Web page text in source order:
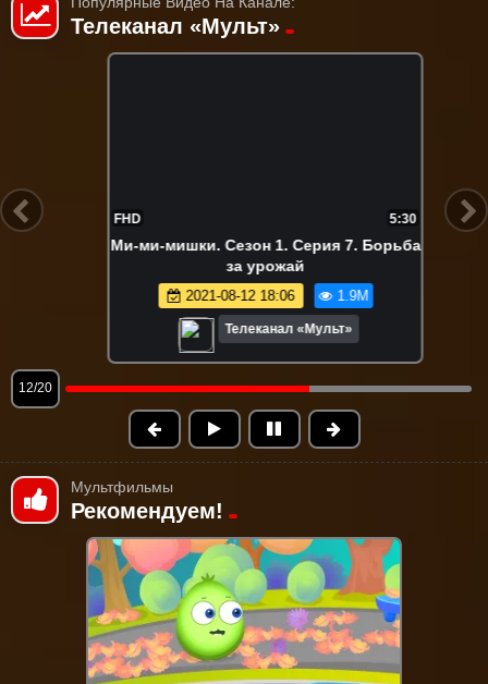
Телеканал «Мульт»
ми-мишки. Сезон 1. Серия 7. Борьба
2021-08-12 18:06 1.9M
Телеканал «Мульт»
FHD
13/20
Мультфильмы
Рекомендуем!